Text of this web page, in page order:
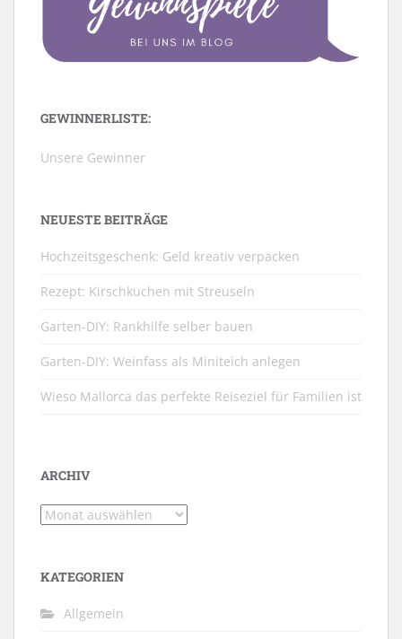
GEWINNERLISTE:
Unsere Gewinner
NEUESTE BEITRÄGE
Hochzeitsgeschenk: Geld kreativ verpacken
Rezept: Kirschkuchen mit Streuseln
Garten-DIY: Rankhilfe selber bauen
Garten-DIY: Weinfass als Miniteich anlegen
Wieso Mallorca das perfekte Reiseziel für Familien ist
ARCHIV
Archiv
KATEGORIEN
Allgemein